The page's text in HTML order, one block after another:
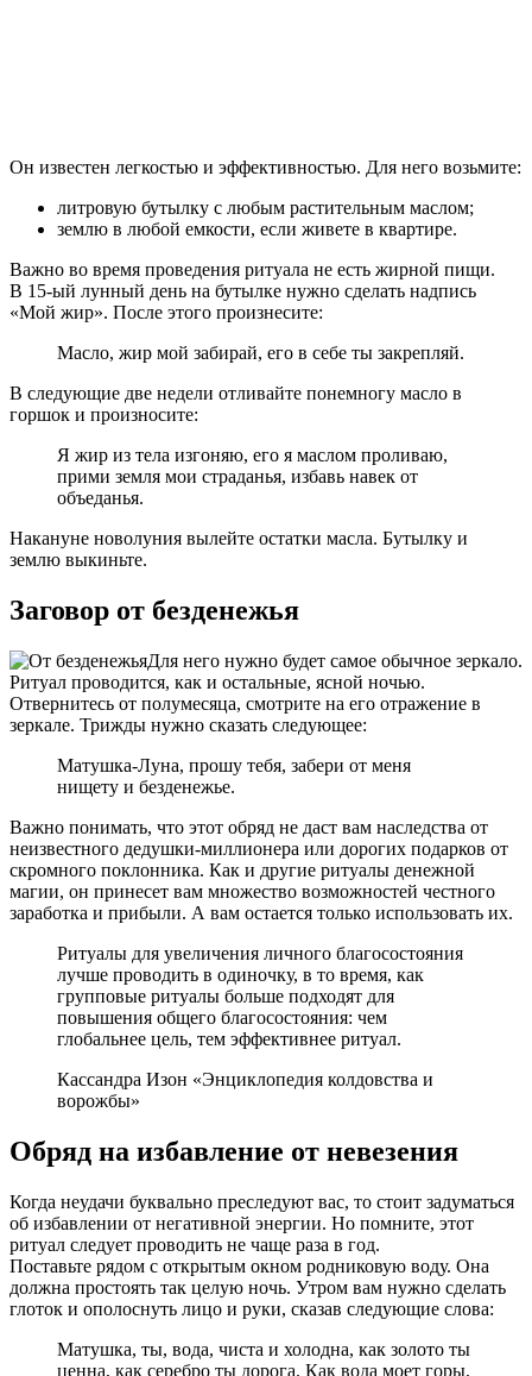
Он известен легкостью и эффективностью. Для него возьмите:
литровую бутылку с любым растительным маслом;
землю в любой емкости, если живете в квартире.
Важно во время проведения ритуала не есть жирной пищи.
В 15-ый лунный день на бутылке нужно сделать надпись
«Мой жир». После этого произнесите:
Масло, жир мой забирай, его в себе ты закрепляй.
В следующие две недели отливайте понемногу масло в
горшок и произносите:
Я жир из тела изгоняю, его я маслом проливаю,
прими земля мои страданья, избавь навек от
объеданья.
Накануне новолуния вылейте остатки масла. Бутылку и
землю выкиньте.
Заговор от безденежья
Для него нужно будет самое обычное зеркало.
Ритуал проводится, как и остальные, ясной ночью.
Отвернитесь от полумесяца, смотрите на его отражение в
зеркале. Трижды нужно сказать следующее:
Матушка-Луна, прошу тебя, забери от меня
нищету и безденежье.
Важно понимать, что этот обряд не даст вам наследства от
неизвестного дедушки-миллионера или дорогих подарков от
скромного поклонника. Как и другие ритуалы денежной
магии, он принесет вам множество возможностей честного
заработка и прибыли. А вам остается только использовать их.
Ритуалы для увеличения личного благосостояния
лучше проводить в одиночку, в то время, как
групповые ритуалы больше подходят для
повышения общего благосостояния: чем
глобальнее цель, тем эффективнее ритуал.
Кассандра Изон «Энциклопедия колдовства и
ворожбы»
Обряд на избавление от невезения
Когда неудачи буквально преследуют вас, то стоит задуматься
об избавлении от негативной энергии. Но помните, этот
ритуал следует проводить не чаще раза в год.
Поставьте рядом с открытым окном родниковую воду. Она
должна простоять так целую ночь. Утром вам нужно сделать
глоток и ополоснуть лицо и руки, сказав следующие слова:
Матушка, ты, вода, чиста и холодна, как золото ты
ценна, как серебро ты дорога. Как вода моет горы,